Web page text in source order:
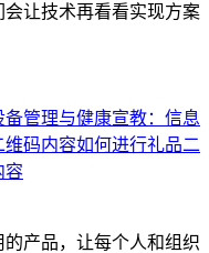
让技术再看看实现方案
备管理与健康宣教：信息
维码内容如何进行礼品二
容
产品，让每个人和组织